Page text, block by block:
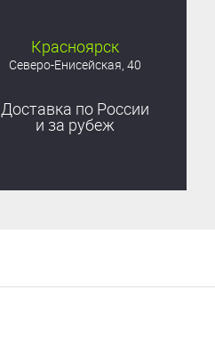
Красноярск
Северо-Енисейская, 40
Доставка по России
и за рубеж